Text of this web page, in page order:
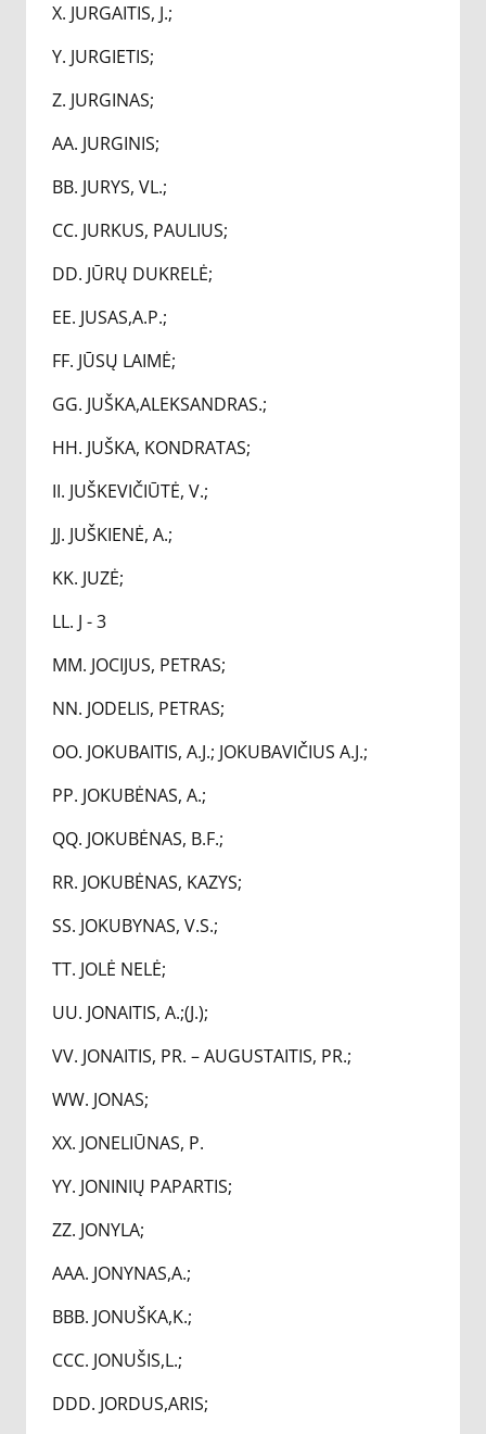
X. JURGAITIS, J.;
Y. JURGIETIS;
Z. JURGINAS;
AA. JURGINIS;
BB. JURYS, VL.;
CC. JURKUS, PAULIUS;
DD. JŪRŲ DUKRELĖ;
EE. JUSAS,A.P.;
FF. JŪSŲ LAIMĖ;
GG. JUŠKA,ALEKSANDRAS.;
HH. JUŠKA, KONDRATAS;
II. JUŠKEVIČIŪTĖ, V.;
JJ. JUŠKIENĖ, A.;
KK. JUZĖ;
LL. J - 3
MM. JOCIJUS, PETRAS;
NN. JODELIS, PETRAS;
OO. JOKUBAITIS, A.J.; JOKUBAVIČIUS A.J.;
PP. JOKUBĖNAS, A.;
QQ. JOKUBĖNAS, B.F.;
RR. JOKUBĖNAS, KAZYS;
SS. JOKUBYNAS, V.S.;
TT. JOLĖ NELĖ;
UU. JONAITIS, A.;(J.);
VV. JONAITIS, PR. – AUGUSTAITIS, PR.;
WW. JONAS;
XX. JONELIŪNAS, P.
YY. JONINIŲ PAPARTIS;
ZZ. JONYLA;
AAA. JONYNAS,A.;
BBB. JONUŠKA,K.;
CCC. JONUŠIS,L.;
DDD. JORDUS,ARIS;